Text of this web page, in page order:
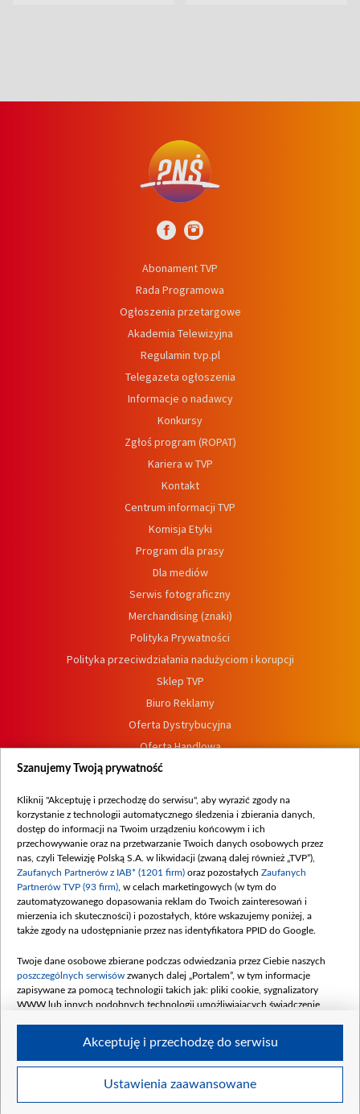
Abonament TVP
Rada Programowa
Ogłoszenia przetargowe
Akademia Telewizyjna
Regulamin tvp.pl
Telegazeta ogłoszenia
Informacje o nadawcy
Konkursy
Zgłoś program (ROPAT)
Kariera w TVP
Kontakt
Centrum informacji TVP
Komisja Etyki
Program dla prasy
Dla mediów
Serwis fotograficzny
Merchandising (znaki)
Polityka Prywatności
Polityka przeciwdziałania nadużyciom i korupcji
Sklep TVP
Biuro Reklamy
Oferta Dystrybucyjna
Oferta Handlowa
Dostępność
Procedura zgłoszeń wewnętrznych
© 2026 Telewizja Polska S. A. w likwidacji
Szanujemy Twoją prywatność
Kliknij "Akceptuję i przechodzę do serwisu", aby wyrazić zgody na
korzystanie z technologii automatycznego śledzenia i zbierania danych,
dostęp do informacji na Twoim urządzeniu końcowym i ich
przechowywanie oraz na przetwarzanie Twoich danych osobowych przez
nas, czyli Telewizję Polską S.A. w likwidacji (zwaną dalej również „TVP”),
Zaufanych Partnerów z IAB* (1201 firm) oraz pozostałych Zaufanych
Partnerów TVP (93 firm) , w celach marketingowych (w tym do
zautomatyzowanego dopasowania reklam do Twoich zainteresowań i
mierzenia ich skuteczności) i pozostałych, które wskazujemy poniżej, a
także zgody na udostępnianie przez nas identyfikatora PPID do Google.
Twoje dane osobowe zbierane podczas odwiedzania przez Ciebie naszych
poszczególnych serwisów zwanych dalej „Portalem”, w tym informacje
zapisywane za pomocą technologii takich jak: pliki cookie, sygnalizatory
WWW lub innych podobnych technologii umożliwiających świadczenie
Twoje dane osobowe zbierane podczas odwiedzania przez Ciebie
Ustawienia zaawansowane
Akceptuję i przechodzę do serwisu